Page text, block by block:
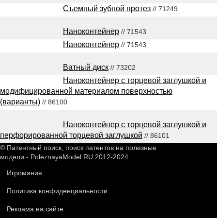
Съемный зубной протез // 71249
Наноконтейнер // 71543
Наноконтейнер // 71543
Ватный диск // 73202
Наноконтейнер с торцевой заглушкой и
модифицированной материалом поверхностью
(варианты) // 86100
Наноконтейнер с торцевой заглушкой и
перфорированной торцевой заглушкой // 86101
© Патентный поиск, поиск патентов на полезные
модели - PoleznayaModel.RU 2012-2024
Игромания
Политика конфиденциальности
Реклама на сайте